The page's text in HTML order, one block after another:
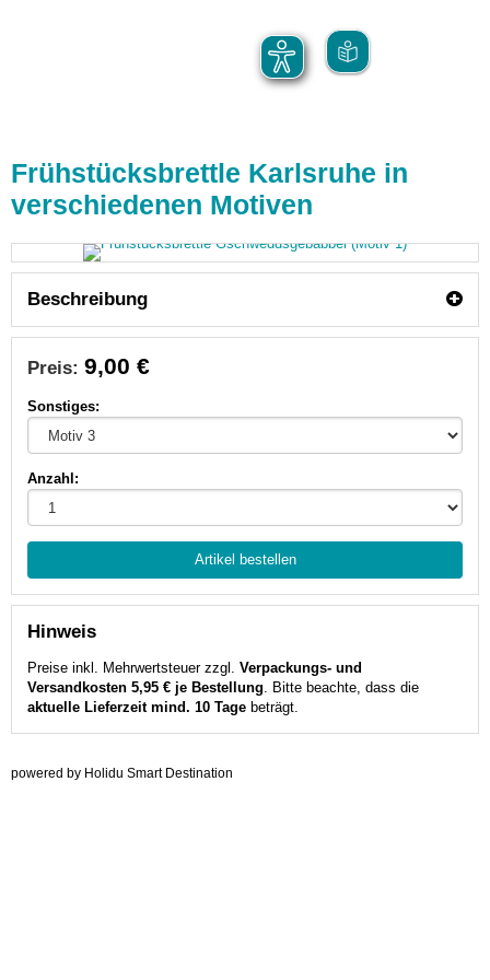
Frühstücksbrettle Karlsruhe in
verschiedenen Motiven
Beschreibung
Preis: 9,00 €
Sonstiges:
Anzahl:
Artikel bestellen
Hinweis
Preise inkl. Mehrwertsteuer zzgl. Verpackungs- und
Versandkosten 5,95 € je Bestellung. Bitte beachte, dass die
aktuelle Lieferzeit mind. 10 Tage beträgt.
powered by Holidu Smart Destination